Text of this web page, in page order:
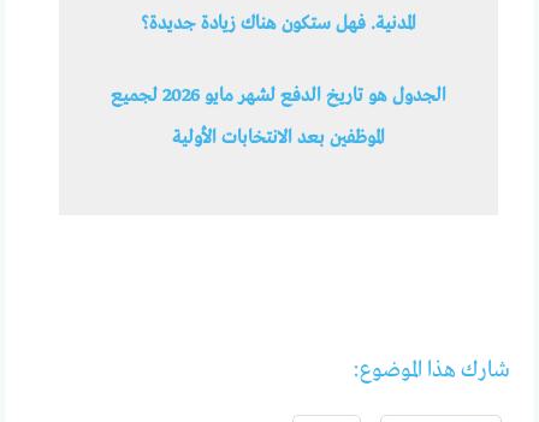
المدنية. فهل ستكون هناك زيادة جديدة؟
الجدول هو تاريخ الدفع لشهر مايو 2026 لجميع
الموظفين بعد الانتخابات الأولية
شارك هذا الموضوع: